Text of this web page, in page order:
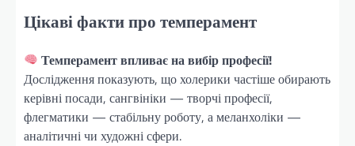
Цікаві факти про темперамент
Темперамент впливає на вибір професії!
Дослідження показують, що холерики частіше обирають
керівні посади, сангвініки — творчі професії,
флегматики — стабільну роботу, а меланхоліки —
аналітичні чи художні сфери.